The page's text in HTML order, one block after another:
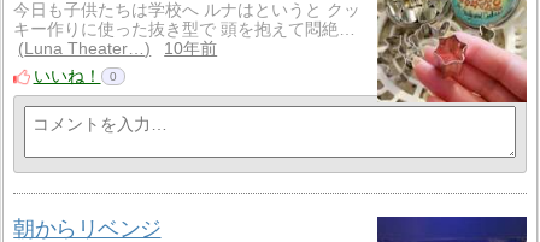
今日も子供たちは学校へ ルナはというと クッ
キー作りに使った抜き型で 頭を抱えて悶絶…
Luna Theater…
10年前
いいね！
0
朝からリベンジ